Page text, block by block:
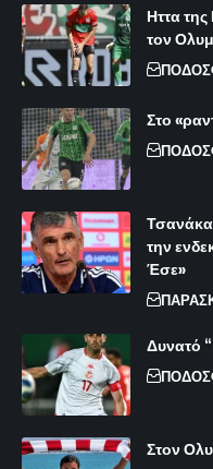
Ηττα
τον
Στο
την
Έσε»
Δυνατό
Στον